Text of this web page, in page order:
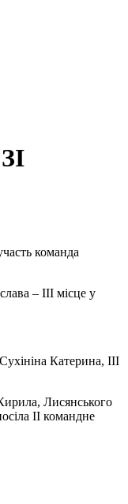
команда
– ІІІ місце у
Катерина, ІІІ
Лисянського
ІІ командне